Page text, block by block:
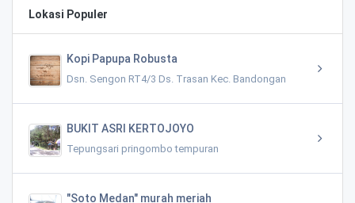
Lokasi Populer
Kopi Papupa Robusta
Dsn. Sengon RT4/3 Ds. Trasan Kec. Bandongan
BUKIT ASRI KERTOJOYO
Tepungsari pringombo tempuran
"Soto Medan" murah meriah